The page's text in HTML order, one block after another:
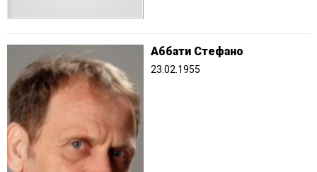
Аббати Стефано
23.02.1955